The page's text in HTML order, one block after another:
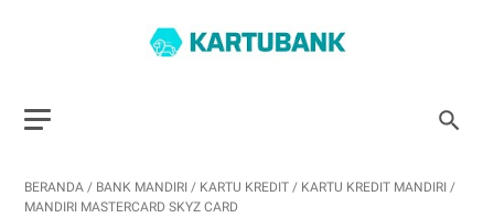
BERANDA / BANK MANDIRI / KARTU KREDIT / KARTU KREDIT MANDIRI /
MANDIRI MASTERCARD SKYZ CARD